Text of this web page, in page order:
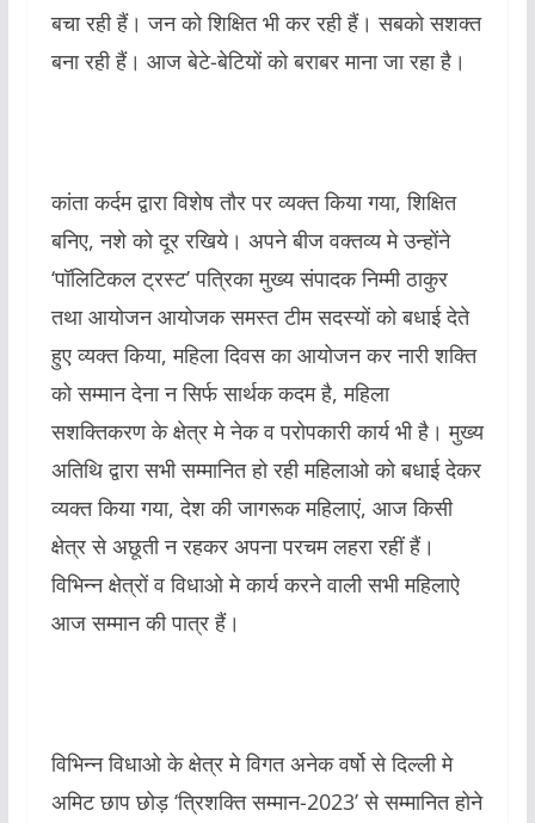
बचा रही हैं। जन को शिक्षित भी कर रही हैं। सबको सशक्त
बना रही हैं। आज बेटे-बेटियों को बराबर माना जा रहा है।
कांता कर्दम द्वारा विशेष तौर पर व्यक्त किया गया, शिक्षित
बनिए, नशे को दूर रखिये। अपने बीज वक्तव्य मे उन्होंने
‘पॉलिटिकल ट्रस्ट’ पत्रिका मुख्य संपादक निम्मी ठाकुर
तथा आयोजन आयोजक समस्त टीम सदस्यों को बधाई देते
हुए व्यक्त किया, महिला दिवस का आयोजन कर नारी शक्ति
को सम्मान देना न सिर्फ सार्थक कदम है, महिला
सशक्तिकरण के क्षेत्र मे नेक व परोपकारी कार्य भी है। मुख्य
अतिथि द्वारा सभी सम्मानित हो रही महिलाओ को बधाई देकर
व्यक्त किया गया, देश की जागरूक महिलाएं, आज किसी
क्षेत्र से अछूती न रहकर अपना परचम लहरा रहीं हैं।
विभिन्न क्षेत्रों व विधाओ मे कार्य करने वाली सभी महिलाऐ
आज सम्मान की पात्र हैं।
विभिन्न विधाओ के क्षेत्र मे विगत अनेक वर्षो से दिल्ली मे
अमिट छाप छोड़ ‘त्रिशक्ति सम्मान-2023’ से सम्मानित होने